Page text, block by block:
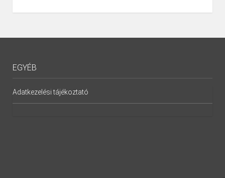
EGYÉB
Adatkezelési tájékoztató